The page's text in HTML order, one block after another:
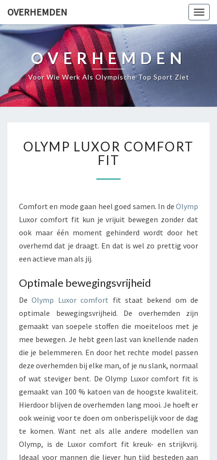
OVERHEMDEN
OVERHEMDEN
Voor Wie Werk Als Olympische Top Sport Ziet
LUXOR
COMFORT
FIT
OLYMP LUXOR COMFORT
FIT
Comfort en mode gaan heel goed samen. In de Olymp
Luxor comfort fit kun je vrijuit bewegen zonder dat
ook maar één moment gehinderd wordt door het
overhemd dat je draagt. En dat is wel zo prettig voor
een actieve man als jij.
Optimale bewegingsvrijheid
DeOlymp Luxor comfort fit staat bekend om de
optimale bewegingsvrijheid. De overhemden zijn
gemaakt van soepele stoffen die moeiteloos met je
mee bewegen. Je hebt geen last van knellende naden
die je belemmeren. En door het rechte model passen
deze overhemden bij elke man, of je nu slank, normaal
of wat steviger bent. De Olymp Luxor comfort fit is
gemaakt van 100 % katoen van de hoogste kwaliteit.
Hierdoor blijven de overhemden lang mooi. Je hoeft er
ook weinig voor te doen om onberispelijk voor de dag
te komen. Want net als alle andere modellen van
Olymp, is de Luxor comfort fit kreuk- en strijkvrij.
Ideaal voor mannen die liever hun tijd besteden aan